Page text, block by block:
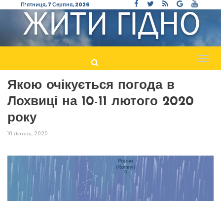
П’ятниця, 7 Серпня, 2026
Якою очікується погода в
Лохвиці на 10-11 лютого 2020
року
10 Лютого, 2020